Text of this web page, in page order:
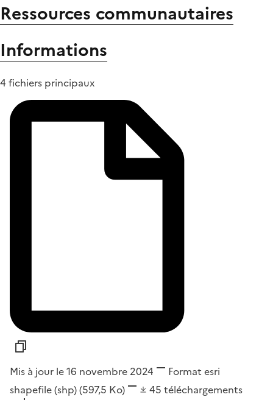
Ressources communautaires
Informations
4 fichiers principaux
Mis à jour le 16 novembre 2024 Format esri
shapefile (shp)(597,5 Ko) 45 téléchargements